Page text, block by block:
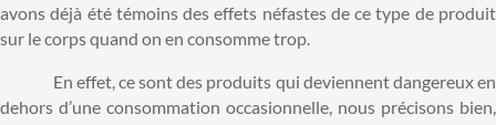
avons déjà été témoins des effets néfastes de ce type de produit
sur le corps quand on en consomme trop.
En effet, ce sont des produits qui deviennent dangereux en
dehors d’une consommation occasionnelle, nous précisons bien,